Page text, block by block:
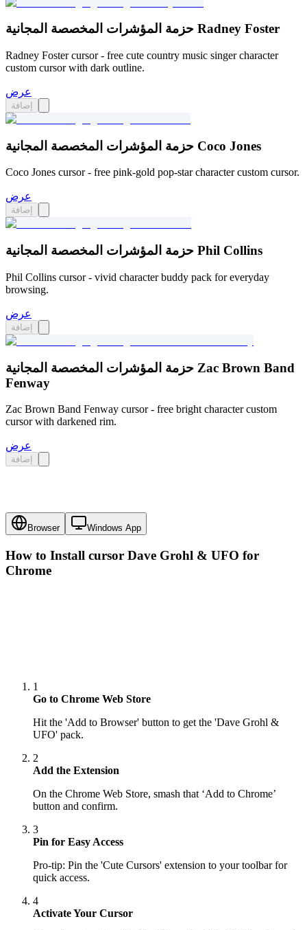
حزمة المؤشرات المخصصة المجانية Radney Foster
Radney Foster cursor - free cute country music singer character
custom cursor with dark outline.
عرض
إضافة
حزمة المؤشرات المخصصة المجانية Coco Jones
Coco Jones cursor - free pink-gold pop-star character custom cursor.
عرض
إضافة
حزمة المؤشرات المخصصة المجانية Phil Collins
Phil Collins cursor - vivid character buddy pack for everyday
browsing.
عرض
إضافة
حزمة المؤشرات المخصصة المجانية Zac Brown Band
Fenway
Zac Brown Band Fenway cursor - free bright character custom
cursor with darkened rim.
عرض
إضافة
Browser Windows App
How to Install cursor Dave Grohl & UFO for
Chrome
1
Go to Chrome Web Store
Hit the 'Add to Browser' button to get the 'Dave Grohl &
UFO' pack.
2
Add the Extension
On the Chrome Web Store, smash that ‘Add to Chrome’
button and confirm.
3
Pin for Easy Access
Pro-tip: Pin the 'Cute Cursors' extension to your toolbar for
quick access.
4
Activate Your Cursor